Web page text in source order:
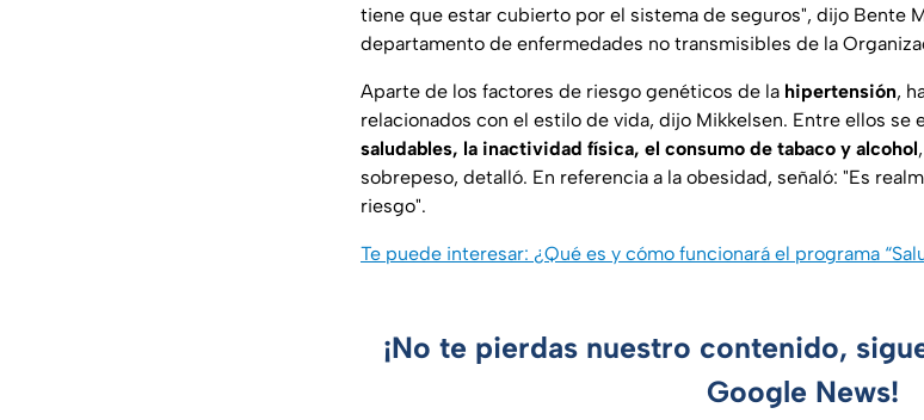
tiene que estar cubierto por el sistema de seguros", dijo Bente
departamento de enfermedades no transmisibles de la
Aparte de los factores de riesgo genéticos de la hipertensión,
relacionados con el estilo de vida, dijo Mikkelsen. Entre ellos se
saludables, la inactividad física, el consumo de tabaco y alcohol
sobrepeso, detalló. En referencia a la obesidad, señaló: "Es
riesgo".
Te puede interesar: ¿Qué es y cómo funcionará el programa
¡No te pierdas nuestro contenido,
Google News!